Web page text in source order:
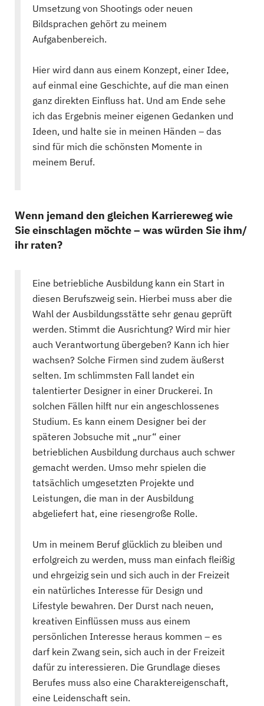
Umsetzung von Shootings oder neuen
Bildsprachen gehört zu meinem
Aufgabenbereich.
Hier wird dann aus einem Konzept, einer Idee,
auf einmal eine Geschichte, auf die man einen
ganz direkten Einfluss hat. Und am Ende sehe
ich das Ergebnis meiner eigenen Gedanken und
Ideen, und halte sie in meinen Händen – das
sind für mich die schönsten Momente in
meinem Beruf.
Wenn jemand den gleichen Karriereweg wie
Sie einschlagen möchte – was würden Sie ihm/
ihr raten?
Eine betriebliche Ausbildung kann ein Start in
diesen Berufszweig sein. Hierbei muss aber die
Wahl der Ausbildungsstätte sehr genau geprüft
werden. Stimmt die Ausrichtung? Wird mir hier
auch Verantwortung übergeben? Kann ich hier
wachsen? Solche Firmen sind zudem äußerst
selten. Im schlimmsten Fall landet ein
talentierter Designer in einer Druckerei. In
solchen Fällen hilft nur ein angeschlossenes
Studium. Es kann einem Designer bei der
späteren Jobsuche mit „nur“ einer
betrieblichen Ausbildung durchaus auch schwer
gemacht werden. Umso mehr spielen die
tatsächlich umgesetzten Projekte und
Leistungen, die man in der Ausbildung
abgeliefert hat, eine riesengroße Rolle.
Um in meinem Beruf glücklich zu bleiben und
erfolgreich zu werden, muss man einfach fleißig
und ehrgeizig sein und sich auch in der Freizeit
ein natürliches Interesse für Design und
Lifestyle bewahren. Der Durst nach neuen,
kreativen Einflüssen muss aus einem
persönlichen Interesse heraus kommen – es
darf kein Zwang sein, sich auch in der Freizeit
dafür zu interessieren. Die Grundlage dieses
Berufes muss also eine Charaktereigenschaft,
eine Leidenschaft sein.